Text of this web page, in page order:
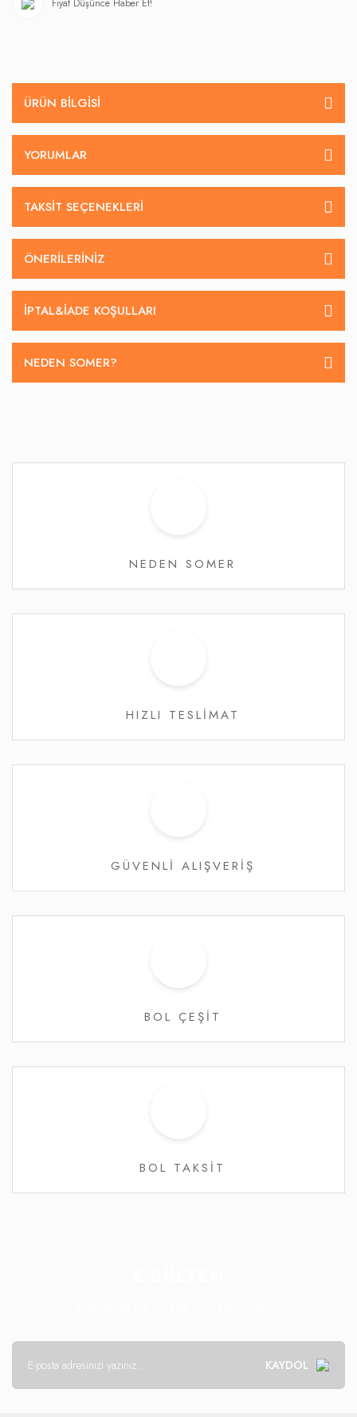
Fiyat Düşünce Haber Et!
ÜRÜN BILGISI
YORUMLAR
TAKSIT SEÇENEKLERI
ÖNERILERINIZ
İPTAL&IADE KOŞULLARI
NEDEN SOMER?
NEDEN SOMER
HIZLI TESLİMAT
GÜVENLİ ALIŞVERİŞ
BOL ÇEŞİT
BOL TAKSİT
KAYDOL